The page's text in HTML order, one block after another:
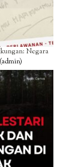
Negara
(admin)